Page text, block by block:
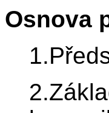
Osnova